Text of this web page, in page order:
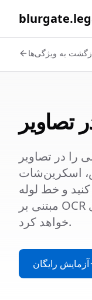
به ویژگی‌ها
در تصاویر
اسکرین‌شات
و خط لوله
مبتنی بر OCR ما متن‌های PII را پیدا و محو
خواهد کرد.
آزمایش رایگان